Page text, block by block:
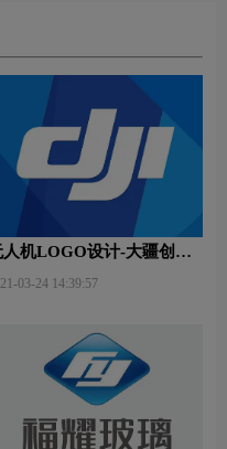
人机LOGO设计-大疆创新
03-24 14:39:57